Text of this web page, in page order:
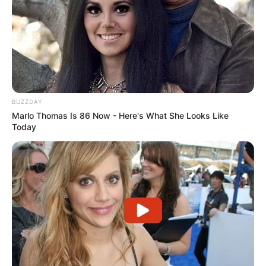
πιστεύουν ότι υποδηλώνει ότι δεν υπάρχεικαθόλου
χρυσόςστα θησαυροφυλάκια.
Το Headline USA
φέρεται να υπέβαλε το αίτημα FOIA, το
οποίο ζητούσε επίσης πληροφορίες σχετικά με το ποσό
των αποθεμάτων χρυσού πριν η Ρωσία ξεκινήσει την
ειδική στρατιωτική της επιχείρηση στην Ουκρανία. Η Fed
απέρριψε το αίτημα.
Πίσω το 2019, πολύ πριν από τον COVID και τον πόλεμο
Ρωσίας-Ουκρανίας, η Πολωνία επαναπατρίστηκε 100
τόνους χρυσού, όπως και η Ουγγαρία και η Ρουμανία. Το
καλοκαίρι του 2017, η Γερμανία επανέφερε περίπου τα
μισά αποθέματα χρυσού της. Δύο χρόνια πριν από αυτό, η
Αυστραλία έλαβε μέτρα για να επαναφέρει και τα μισά
από τα αποθέματά της σε χρυσό.
Πόσο ακόμα θα μείνει μέχρι να καταρρεύσει το
BUZZDAY
Marlo Thomas Is 86 Now - Here's What She Looks Like
Today